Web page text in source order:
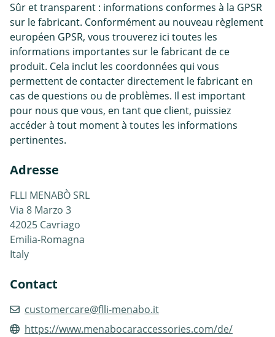
Sûr et transparent : informations conformes à la GPSR
sur le fabricant. Conformément au nouveau règlement
européen GPSR, vous trouverez ici toutes les
informations importantes sur le fabricant de ce
produit. Cela inclut les coordonnées qui vous
permettent de contacter directement le fabricant en
cas de questions ou de problèmes. Il est important
pour nous que vous, en tant que client, puissiez
accéder à tout moment à toutes les informations
pertinentes.
Adresse
FLLI MENABÒ SRL
Via 8 Marzo 3
42025 Cavriago
Emilia-Romagna
Italy
Contact
customercare@flli-menabo.it
https://www.menabocaraccessories.com/de/